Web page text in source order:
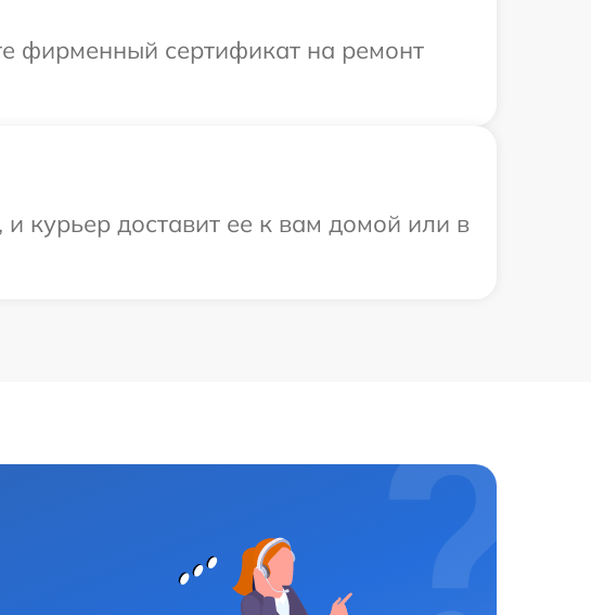
фирменный сертификат на ремонт
курьер доставит ее к вам домой или в